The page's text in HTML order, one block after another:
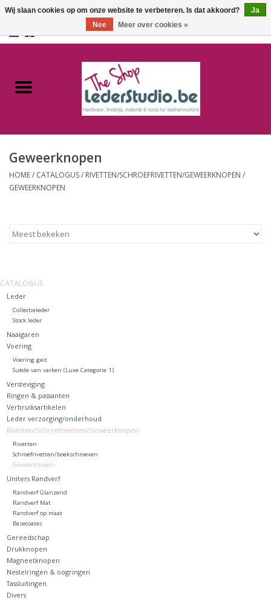
Catalogus
FAQ
Geweerknopen
HOME/ CATALOGUS/ RIVETTEN/SCHROEFRIVETTEN/GEWEERKNOPEN /
GEWEERKNOPEN
CATALOGUS
Leder
Collectieleder
Stock leder
Naaigaren
Voering
Voering geit
Suède van varken (Luxe Categorie 1)
Versteviging
Ringen & passanten
Verbruiksartikelen
Leder verzorging/onderhoud
Rivetten/Schroefrivetten/Geweerknopen
Rivetten
Schroefrivetten/boekschroeven
Geweerknopen
Uniters Randverf
Randverf Glanzend
Randverf Mat
Randverf op maat
Basecoates
Gereedschap
Drukknopen
Magneetknopen
Nestelringen & oogringen
Tassluitingen
Divers
Wij slaan cookies op om onze website te verbeteren. Is dat akkoord?
Ja
Nee
Meer over cookies »